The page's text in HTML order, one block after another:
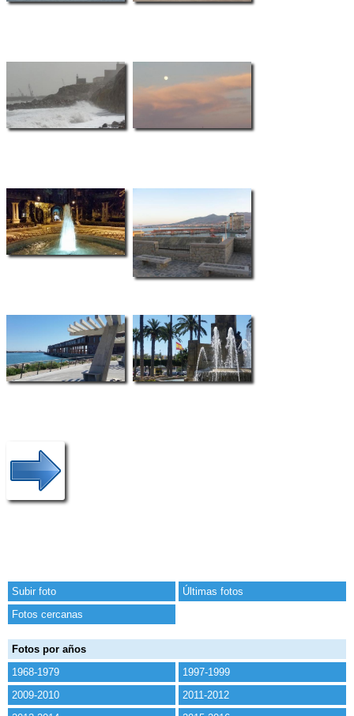
Subir foto
Últimas fotos
Fotos cercanas
Fotos por años
1968-1979
1997-1999
2009-2010
2011-2012